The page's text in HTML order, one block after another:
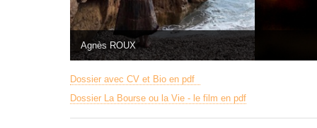
Agnès ROUX
Dossier avec CV et Bio en pdf
Dossier La Bourse ou la Vie - le film en pdf